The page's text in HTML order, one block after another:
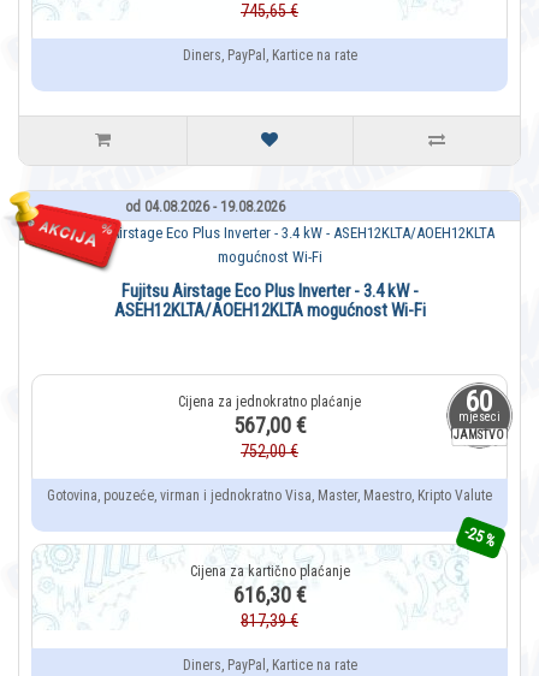
745,65 €
Diners, PayPal, Kartice na rate
od 04.08.2026 - 19.08.2026
60
mjeseci
JAMSTVO
Fujitsu Airstage Eco Plus Inverter - 3.4 kW -
ASEH12KLTA/AOEH12KLTA mogućnost Wi-Fi
567,00 €
752,00 €
Gotovina, pouzeće, virman i jednokratno Visa, Master, Maestro, Kripto Valute
-25 %
616,30 €
817,39 €
Diners, PayPal, Kartice na rate